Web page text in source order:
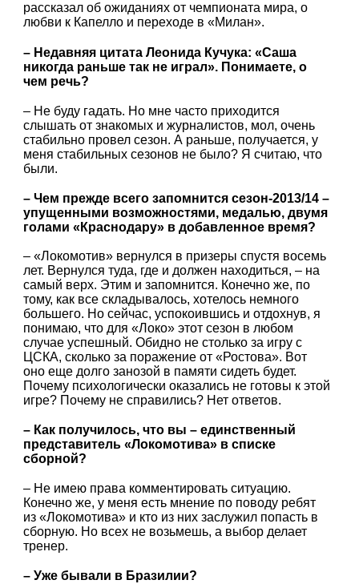
рассказал об ожиданиях от чемпионата мира, о
любви к Капелло и переходе в «Милан».
– Недавняя цитата Леонида Кучука: «Саша
никогда раньше так не играл». Понимаете, о
чем речь?
– Не буду гадать. Но мне часто приходится
слышать от знакомых и журналистов, мол, очень
стабильно провел сезон. А раньше, получается, у
меня стабильных сезонов не было? Я считаю, что
были.
– Чем прежде всего запомнится сезон-2013/14 –
упущенными возможностями, медалью, двумя
голами «Краснодару» в добавленное время?
– «Локомотив» вернулся в призеры спустя восемь
лет. Вернулся туда, где и должен находиться, – на
самый верх. Этим и запомнится. Конечно же, по
тому, как все складывалось, хотелось немного
большего. Но сейчас, успокоившись и отдохнув, я
понимаю, что для «Локо» этот сезон в любом
случае успешный. Обидно не столько за игру с
ЦСКА, сколько за поражение от «Ростова». Вот
оно еще долго занозой в памяти сидеть будет.
Почему психологически оказались не готовы к этой
игре? Почему не справились? Нет ответов.
– Как получилось, что вы – единственный
представитель «Локомотива» в списке
сборной?
– Не имею права комментировать ситуацию.
Конечно же, у меня есть мнение по поводу ребят
из «Локомотива» и кто из них заслужил попасть в
сборную. Но всех не возьмешь, а выбор делает
тренер.
– Уже бывали в Бразилии?